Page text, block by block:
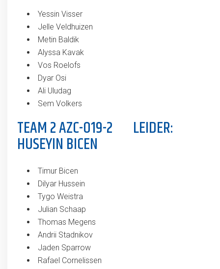
Yessin Visser
Jelle Veldhuizen
Metin Baldik
Alyssa Kavak
Vos Roelofs
Dyar Osi
Ali Uludag
Sem Volkers
TEAM 2 AZC-O19-2 LEIDER:
HUSEYIN BICEN
Timur Bicen
Dilyar Hussein
Tygo Weistra
Julian Schaap
Thomas Megens
Andrii Stadnikov
Jaden Sparrow
Rafael Cornelissen